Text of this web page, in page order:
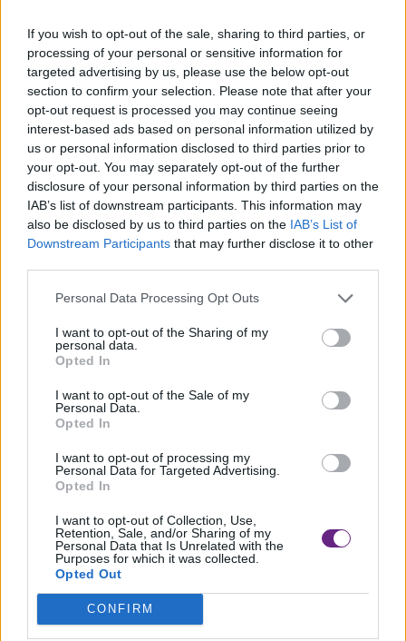
If you wish to opt-out of the sale, sharing to third parties, or
processing of your personal or sensitive information for
targeted advertising by us, please use the below opt-out
section to confirm your selection. Please note that after your
opt-out request is processed you may continue seeing
interest-based ads based on personal information utilized by
us or personal information disclosed to third parties prior to
your opt-out. You may separately opt-out of the further
disclosure of your personal information by third parties on the
IAB’s list of downstream participants. This information may
also be disclosed by us to third parties on the IAB’s List of
Downstream Participants that may further disclose it to other
Personal Data Processing Opt Outs
I want to opt-out of the Sharing of my
personal data.
Opted In
I want to opt-out of the Sale of my
Personal Data.
Opted In
I want to opt-out of processing my
Personal Data for Targeted Advertising.
Opted In
I want to opt-out of Collection, Use,
Retention, Sale, and/or Sharing of my
Personal Data that Is Unrelated with the
Purposes for which it was collected.
Opted Out
CONFIRM
produzione Un fiorino cinema&arte (2023), racconta una
storia ambientata nel Parco di Migliarino-San Rossore-
Massaciuccoli e racconta di un uomo (Giulio) che, giunto
all’età della vecchiaia, ripercorre tutta la sua vita nel bosco
tra passato e presente in un articolarsi di toni veri e
fantastici. Il docufilm è un atto d’amore per la sua terra che
si dipana tra sogno e realtà, tra i suoi tanti riferimenti
culturali, i suoi maestri di vita e gli animali che lo
audiovisive ed ha ricevuto diversi riconoscimenti in tutti i
campi, nazionali ed esteri; ha collaborato, a partire dal
1983, con le trasmissioni televisive della Rai: “Geo”- Rai Tre
(Tiziana Piazza e Gabriella Carosio), “Linea verde” -Rai Uno
(Sandro Vannucci), “Quark”-Rai Uno (Alberto Angela),
“Giorno di festa”-Rai Due (Bruno Modugno). Ha collaborato
lavori: “Noi I giovani dell’appartamento” (2015) sostenuto
da FBML, “L’Eden minacciato” (2016), su commissione e
finanziamento da parte di Italia Nostra sezione Versilia,
“Nel volo del colore” (2020).